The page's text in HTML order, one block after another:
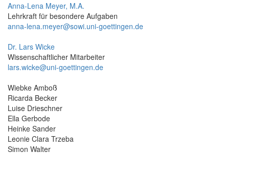
Anna-Lena Meyer, M.A.
Lehrkraft für besondere Aufgaben
anna-lena.meyer@sowi.uni-goettingen.de
Dr. Lars Wicke
Wissenschaftlicher Mitarbeiter
lars.wicke@uni-goettingen.de
Wiebke Amboß
Ricarda Becker
Luise Drieschner
Ella Gerbode
Heinke Sander
Leonie Clara Trzeba
Simon Walter